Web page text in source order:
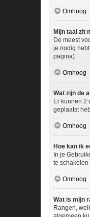
Omhoog
Mijn taal zit
De meest
je nodig
pagina).
Omhoog
Wat zijn de
Er kunnen 2
geplaatst
Omhoog
Hoe kan ik
In je
te
Omhoog
Wat is mijn
Rangen,